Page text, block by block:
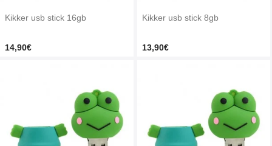
Kikker usb stick 16gb
14,90€
Kikker usb stick 8gb
13,90€